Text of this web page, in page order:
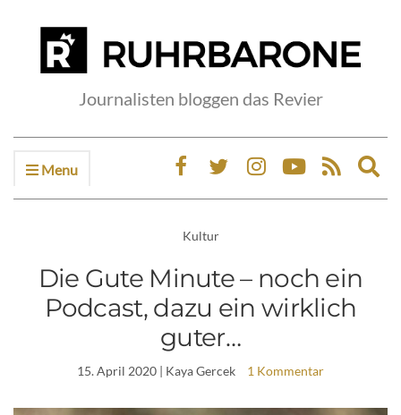
Journalisten bloggen das Revier
Menu
Kultur
Die Gute Minute – noch ein
Podcast, dazu ein wirklich
guter…
15. April 2020 | Kaya Gercek 1 Kommentar